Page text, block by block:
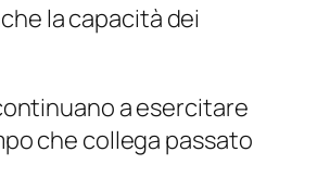
la capacità dei
a esercitare
che collega passato